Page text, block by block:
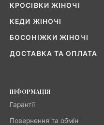
КРОСІВКИ ЖІНОЧІ
КЕДИ ЖІНОЧІ
БОСОНІЖКИ ЖІНОЧІ
ДОСТАВКА ТА ОПЛАТА
ІНФОРМАЦІЯ
Гарантії
Повернення та обмін